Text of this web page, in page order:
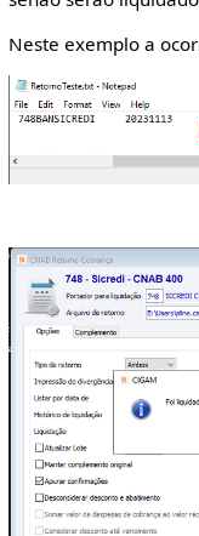
Neste exemplo a